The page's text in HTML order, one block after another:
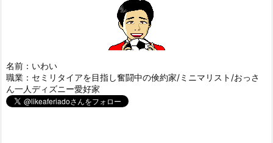
名前：いわい
職業：セミリタイアを目指し奮闘中の倹約家/ミニマリスト/おっさ
ん一人ディズニー愛好家